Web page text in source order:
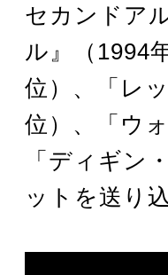
セカンドア
ル』（1994
位）、「レ
位）、「ウ
「ディギン
ットを送り